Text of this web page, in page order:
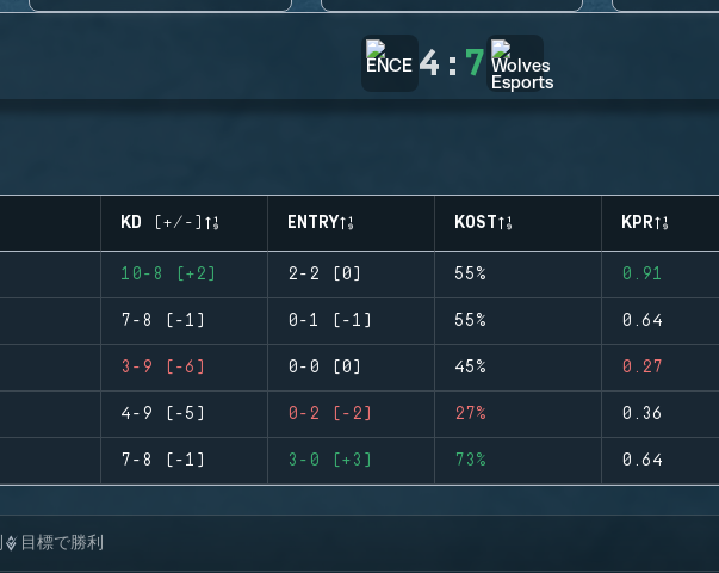
4 : 7
KD (+/-) ENTRY KOST KPR
10-8 (+2) 2-2 (0) 55% 0.91
7-8 (-1) 0-1 (-1) 55% 0.64
3-9 (-6) 0-0 (0) 45% 0.27
4-9 (-5) 0-2 (-2) 27% 0.36
7-8 (-1) 3-0 (+3) 73% 0.64
目標で勝利